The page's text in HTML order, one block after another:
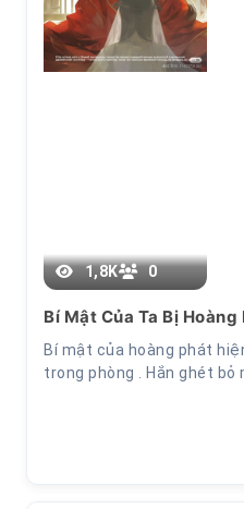
1,8K 0
Bí Mật Của Ta Bị
Bí mật của hoàng phát
trong phòng . Hắn ghét bỏ